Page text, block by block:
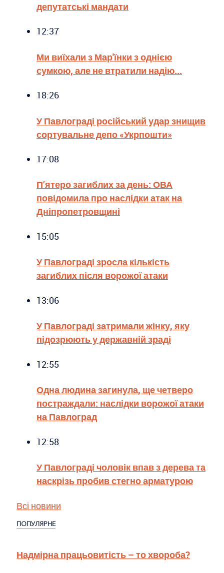
депутатські мандати
12:37
Ми виїхали з Мар'їнки з однією
сумкою, але не втратили надію...
18:26
У Павлограді російський удар знищив
сортувальне депо «Укрпошти»
17:08
П’ятеро загиблих за день: ОВА
повідомила про наслідки атак на
Дніпропетровщині
15:05
У Павлограді зросла кількість
загиблих після ворожої атаки
13:06
У Павлограді затримали жінку, яку
підозрюють у державній зраді
12:55
Одна людина загинула, ще четверо
постраждали: наслідки ворожої атаки
на Павлоград
12:58
У Павлограді чоловік впав з дерева та
наскрізь пробив стегно арматурою
Всі новини
ПОПУЛЯРНЕ
Надмірна працьовитість – то хвороба?